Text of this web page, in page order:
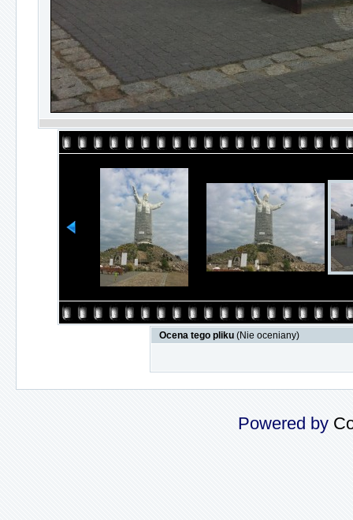
Ocena tego pliku (Nie oceniany)
Powered by